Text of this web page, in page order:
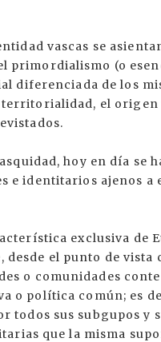
vascas se
primordialismo (o
diferenciada de los
el origen
hoy en día se
identitarios ajenos a
exclusiva de
desde el punto de
o comunidades
o política común; es
sus subgupos y
que la misma